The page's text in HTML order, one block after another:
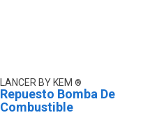
LANCER BY KEM
Repuesto Bomba De
Combustible